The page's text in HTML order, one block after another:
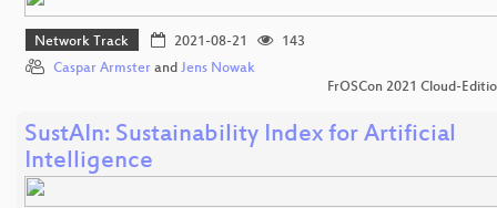
Network Track 2021-08-21
143
Caspar Armster and Jens Nowak
FrOSCon 2021 Cloud-
SustAIn: Sustainability Index for Artificial
Intelligence